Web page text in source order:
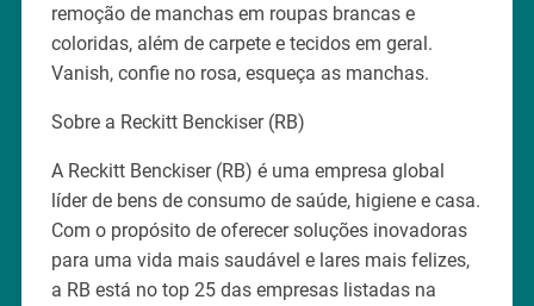
remoção de manchas em roupas brancas e
coloridas, além de carpete e tecidos em geral.
Vanish, confie no rosa, esqueça as manchas.
Sobre a Reckitt Benckiser (RB)
A Reckitt Benckiser (RB) é uma empresa global
líder de bens de consumo de saúde, higiene e casa.
Com o propósito de oferecer soluções inovadoras
para uma vida mais saudável e lares mais felizes,
a RB está no top 25 das empresas listadas na